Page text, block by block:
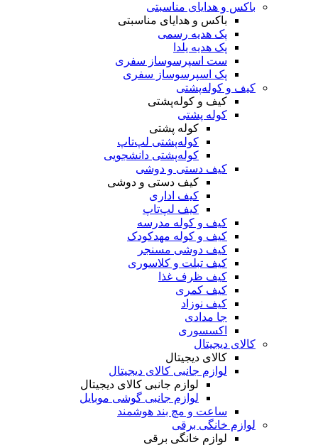
باکس و هدایای مناسبتی
باکس و هدایای مناسبتی
پک هدیه رسمی
پک هدیه یلدا
ست اسپرسوساز سفری
پک اسپرسوساز سفری
کیف و کوله‌پشتی
کیف و کوله‌پشتی
کوله پشتی
کوله پشتی
کوله‌پشتی لپ‌تاپ
کوله‌پشتی دانشجویی
کیف دستی و دوشی
کیف دستی و دوشی
کیف اداری
کیف لپ‌تاپ
کیف و کوله مدرسه
کیف و کوله مهدکودک
کیف دوشی مسنجر
کیف تبلت و کلاسوری
کیف ظرف غذا
کیف کمری
کیف نوزاد
جا مدادی
اکسسوری
کالای دیجیتال
کالای دیجیتال
لوازم جانبی کالای دیجیتال
لوازم جانبی کالای دیجیتال
لوازم جانبی گوشی موبایل
ساعت و مچ بند هوشمند
لوازم خانگی برقی
لوازم خانگی برقی